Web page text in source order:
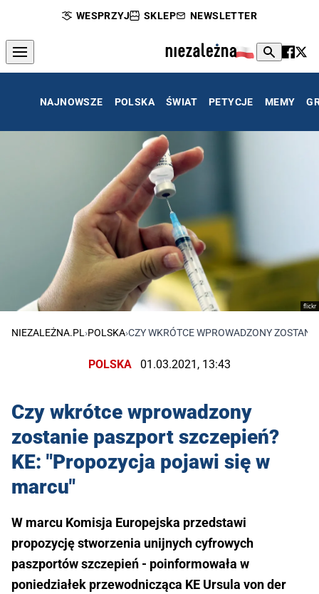
WESPRZYJ SKLEP NEWSLETTER
NAJNOWSZE POLSKA ŚWIAT PETYCJE MEMY
flickr
NIEZALEŻNA.PL ›POLSKA›CZY WKRÓTCE WPROWADZONY
POLSKA 01.03.2021, 13:43
Czy wkrótce wprowadzony
zostanie paszport szczepień?
KE: "Propozycja pojawi się w
marcu"
W marcu Komisja Europejska przedstawi
propozycję stworzenia unijnych cyfrowych
paszportów szczepień - poinformowała w
poniedziałek przewodnicząca KE Ursula von der